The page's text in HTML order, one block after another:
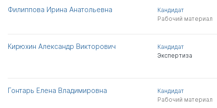
Филиппова Ирина Анатольевна
Кандидат
Рабочий материал
Кирюхин Александр Викторович
Кандидат
Экспертиза
Гонтарь Елена Владимировна
Кандидат
Рабочий материал